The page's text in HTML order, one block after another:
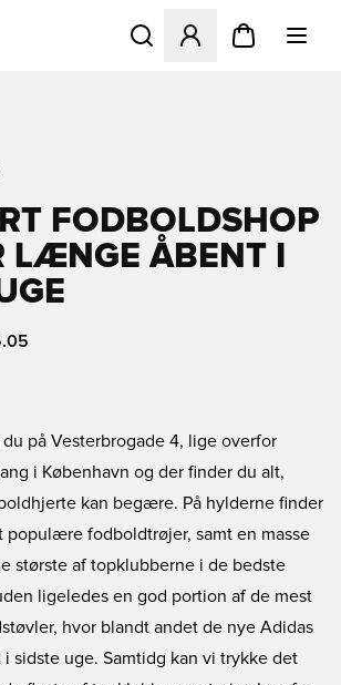
Åbner en Modal til at
FODBOLDSHOP
LÆNGE ÅBENT I
på Vesterbrogade 4, lige overfor
i København og der finder du alt,
kan begære. På hylderne finder
populære fodboldtrøjer, samt en masse
største af topklubberne i de bedste
ligeledes en god portion af de mest
hvor blandt andet de nye Adidas
i sidste uge. Samtidg kan vi trykke det